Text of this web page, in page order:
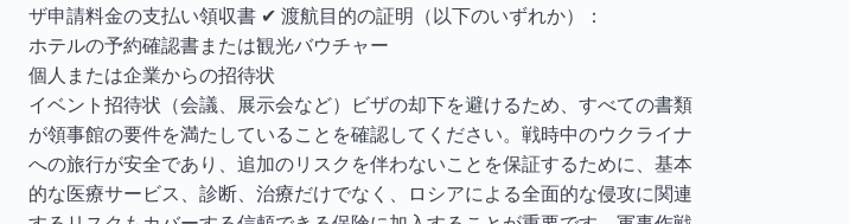
ザ申請料金の支払い領収書 ✔ 渡航目的の証明（以下のいずれか）：
ホテルの予約確認書または観光バウチャー
個人または企業からの招待状
イベント招待状（会議、展示会など）ビザの却下を避けるため、すべての書類
が領事館の要件を満たしていることを確認してください。戦時中のウクライナ
への旅行が安全であり、追加のリスクを伴わないことを保証するために、基本
的な医療サービス、診断、治療だけでなく、ロシアによる全面的な侵攻に関連